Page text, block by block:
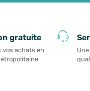
gratuite
vos achats en